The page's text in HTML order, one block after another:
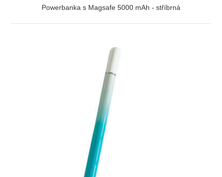
Powerbanka s Magsafe 5000 mAh - stříbrná